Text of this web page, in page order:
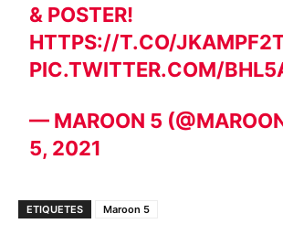
& POSTER!
HTTPS://T.CO/
PIC.TWITTER.COM/
— MAROON 5
5, 2021
ETIQUETES Maroon 5